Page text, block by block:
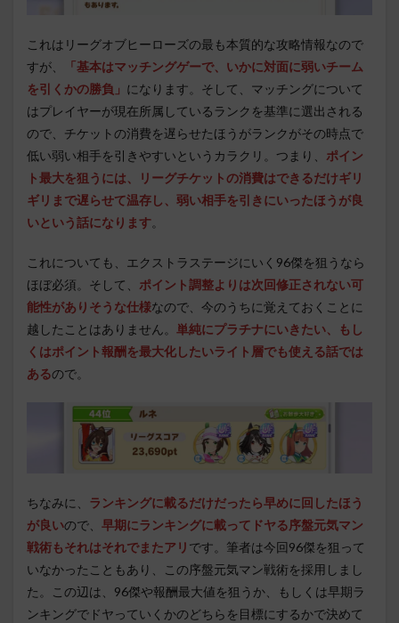
これはリーグオブヒーローズの最も本質的な攻略情報なので
すが、
「基本はマッチングゲーで、いかに対面に弱いチーム
を引くかの勝負」 になります。そして、マッチングについて
はプレイヤーが現在所属しているランクを基準に選出される
ので、チケットの消費を遅らせたほうがランクがその時点で
低い弱い相手を引きやすいというカラクリ。つまり、 ポイン
ト最大を狙うには、リーグチケットの消費はできるだけギリ
ギリまで遅らせて温存し、弱い相手を引きにいったほうが良
いという話になります。
これについても、エクストラステージにいく96傑を狙うなら
ほぼ必須。そして、 ポイント調整よりは次回修正されない可
能性がありそうな仕様なので、今のうちに覚えておくことに
越したことはありません。 単純にプラチナにいきたい、もし
くはポイント報酬を最大化したいライト層でも使える話では
あるので。
ちなみに、 ランキングに載るだけだったら早めに回したほう
が良いので、 早期にランキングに載ってドヤる序盤元気マン
戦術もそれはそれでまたアリ です。筆者は今回96傑を狙って
いなかったこともあり、この序盤元気マン戦術を採用しまし
た。この辺は、96傑や報酬最大値を狙うか、もしくは早期ラ
ンキングでドヤっていくかのどちらを目標にするかで決めて